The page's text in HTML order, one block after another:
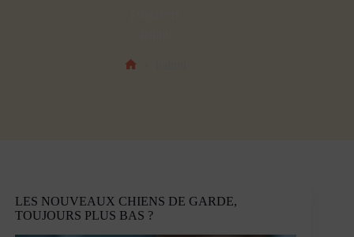
LES NOUVEAUX CHIENS DE GARDE,
TOUJOURS PLUS BAS ?